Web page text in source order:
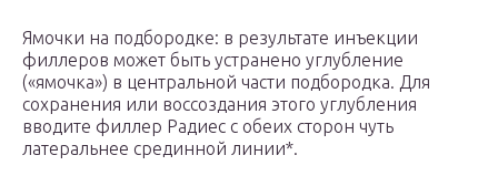
Ямочки на подбородке: в результате инъекции
филлеров может быть устранено углубление
(«ямочка») в центральной части подбородка. Для
сохранения или воссоздания этого углубления
вводите филлер Радиес с обеих сторон чуть
латеральнее срединной линии*.